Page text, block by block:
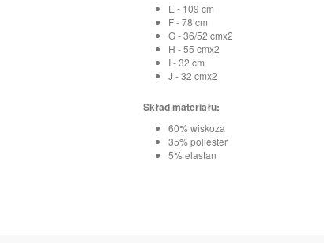
E - 109 cm
F - 78 cm
G - 36/52 cmx2
H - 55 cmx2
I - 32 cm
J - 32 cmx2
Skład materiału:
60% wiskoza
35% poliester
5% elastan